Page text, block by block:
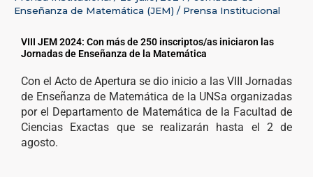
Enseñanza de Matemática (JEM) / Prensa Institucional
VIII JEM 2024: Con más de 250 inscriptos/as iniciaron las
Jornadas de Enseñanza de la Matemática
Con el Acto de Apertura se dio inicio a las VIII Jornadas
de Enseñanza de Matemática de la UNSa organizadas
por el Departamento de Matemática de la Facultad de
Ciencias Exactas que se realizarán hasta el 2 de
agosto.